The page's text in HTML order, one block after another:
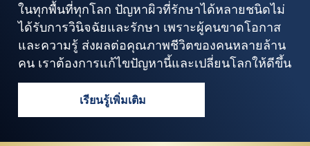
ในทุกพื้นที่ทุกโลก ปัญหาผิวที่รักษาได้หลายชนิดไม่
ได้รับการวินิจฉัยและรักษา เพราะผู้คนขาดโอกาส
และความรู้ ส่งผลต่อคุณภาพชีวิตของคนหลายล้าน
คน เราต้องการแก้ไขปัญหานี้และเปลี่ยนโลกให้ดีขึ้น
เรียนรู้เพิ่มเติม
ไม่ว่าคุณจะเป็นใครมาจากไหน ก็มีผิวสุข